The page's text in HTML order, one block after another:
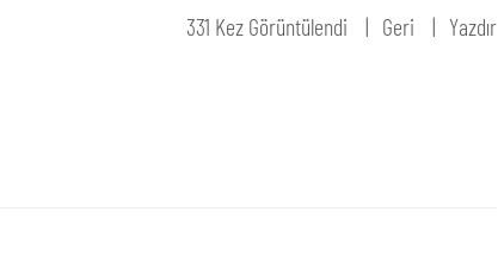
331 Kez Görüntülendi Geri Yazdır